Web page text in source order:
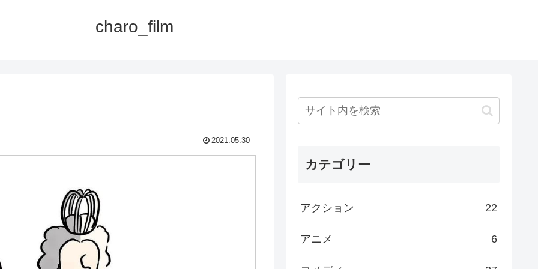
charo_film
2021.05.30
カテゴリー
アクション 22
アニメ 6